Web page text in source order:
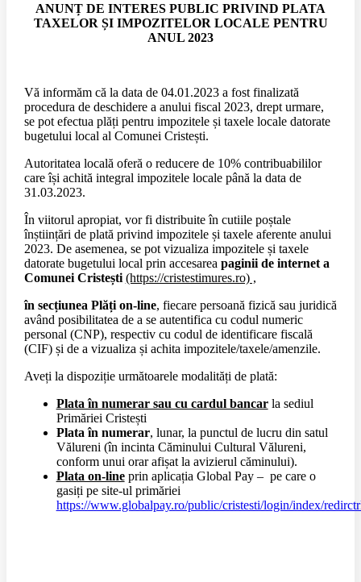
ANUNȚ DE INTERES PUBLIC PRIVIND PLATA
TAXELOR ȘI IMPOZITELOR LOCALE PENTRU
ANUL 2023
Vă informăm că la data de 04.01.2023 a fost finalizată
procedura de deschidere a anului fiscal 2023, drept urmare,
se pot efectua plăți pentru impozitele și taxele locale datorate
bugetului local al Comunei Cristești.
Autoritatea locală oferă o reducere de 10% contribuabililor
care își achită integral impozitele locale până la data de
31.03.2023.
În viitorul apropiat, vor fi distribuite în cutiile poștale
înștiințări de plată privind impozitele și taxele aferente anului
2023. De asemenea, se pot vizualiza impozitele și taxele
datorate bugetului local prin accesarea paginii de internet a
Comunei Cristești (https://cristestimures.ro) ,
în secțiunea Plăți on-line, fiecare persoană fizică sau juridică
având posibilitatea de a se autentifica cu codul numeric
personal (CNP), respectiv cu codul de identificare fiscală
(CIF) și de a vizualiza și achita impozitele/taxele/amenzile.
Aveți la dispoziție următoarele modalități de plată:
Plata în numerar sau cu cardul bancarla sediul
Primăriei Cristești
Plata în numerar, lunar, la punctul de lucru din satul
Vălureni (în incinta Căminului Cultural Vălureni,
conform unui orar afișat la avizierul căminului).
Plata on-lineprin aplicația Global Pay – pe care o
gasiți pe site-ul primăriei
https://www.globalpay.ro/public/cristesti/login/index/